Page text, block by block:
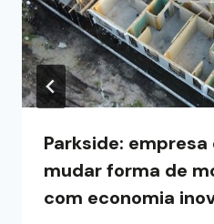
Parkside: empresa
mudar forma de
com economia